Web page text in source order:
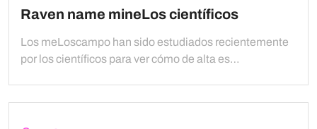
Raven name mineLos científicos
Los meLoscampo han sido estudiados recientemente
por los científicos para ver cómo de alta es…